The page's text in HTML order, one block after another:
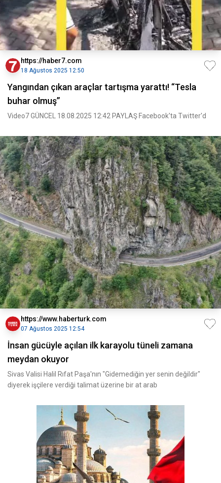
https://haber7.com
18 Ağustos 2025 12:50
Yangından çıkan araçlar tartışma yarattı! “Tesla
buhar olmuş”
Video7 GÜNCEL 18.08.2025 12:42 PAYLAŞ Facebook'ta Twitter'd
https://www.haberturk.com
07 Ağustos 2025 12:54
İnsan gücüyle açılan ilk karayolu tüneli zamana
meydan okuyor
Sivas Valisi Halil Rıfat Paşa'nın "Gidemediğin yer senin değildir"
diyerek işçilere verdiği talimat üzerine bir at arab